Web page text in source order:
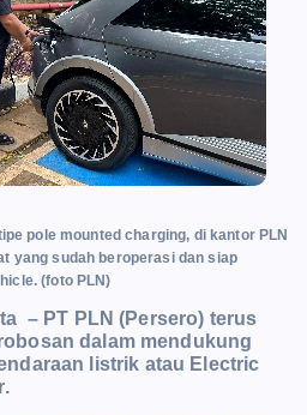
pole mounted charging, di kantor PLN
yang sudah beroperasi dan siap
(foto PLN)
– PT PLN (Persero) terus
dalam mendukung
listrik atau Electric